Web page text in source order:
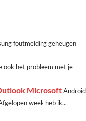
foutmelding geheugen
ook het probleem met je
MicrosoftAndroid
week heb ik...